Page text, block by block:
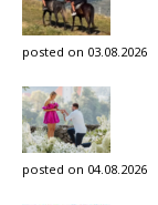
posted on 03.08.2026
posted on 04.08.2026